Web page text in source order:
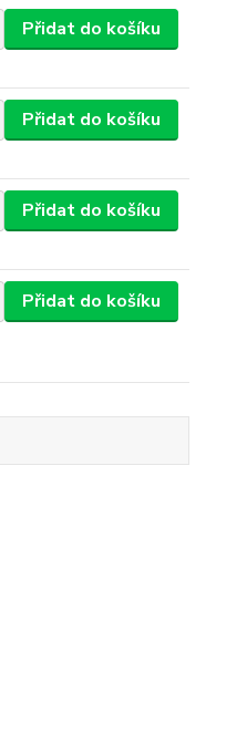
Přidat do košíku
Přidat do košíku
Přidat do košíku
Přidat do košíku